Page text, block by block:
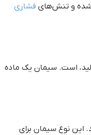
شده و تنش‌های فشاری
است. سیمان یک ماده
این نوع سیمان برای